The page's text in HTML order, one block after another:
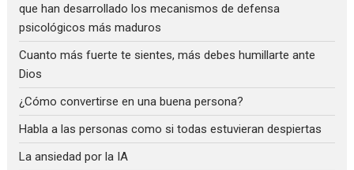
que han desarrollado los mecanismos de defensa
psicológicos más maduros
Cuanto más fuerte te sientes, más debes humillarte ante
Dios
¿Cómo convertirse en una buena persona?
Habla a las personas como si todas estuvieran despiertas
La ansiedad por la IA